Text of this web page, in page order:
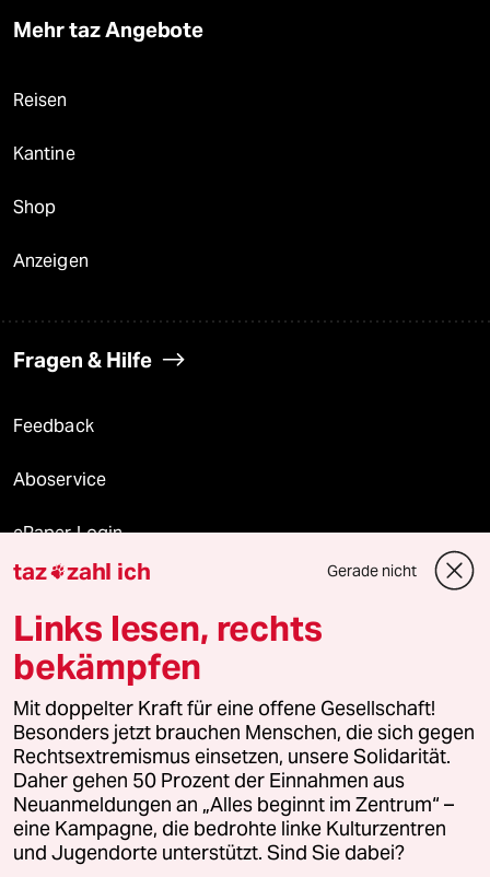
Mehr taz Angebote
Reisen
Kantine
Shop
Anzeigen
Fragen & Hilfe
Feedback
Aboservice
ePaper Login
Downloads für Abonnierende
© 2026 taz Verlags und Vertriebs GmbH
Alle Rechte vorbehalten. Bei rechtlichen Fragen oder für Genehmigungen
wenden Sie sich bitte an lizenzen@taz.de
Feedback Redaktionsstatut Kommune-Richtlinien
Leitlinie Informant Datenschutz Impressum AGB
taz zahl ich Gerade nicht
Links lesen, rechts
bekämpfen
Mit doppelter Kraft für eine offene Gesellschaft!
Besonders jetzt brauchen Menschen, die sich gegen
Rechtsextremismus einsetzen, unsere Solidarität.
Daher gehen 50 Prozent der Einnahmen aus
Neuanmeldungen an „Alles beginnt im Zentrum“ –
eine Kampagne, die bedrohte linke Kulturzentren
und Jugendorte unterstützt. Sind Sie dabei?